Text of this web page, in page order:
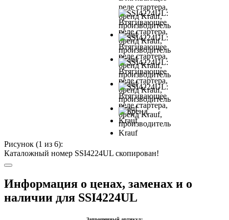
Рисунок (1 из 6):
Каталожный номер SSI4224UL скопирован!
Информация о ценах, заменах и о
наличии для SSI4224UL